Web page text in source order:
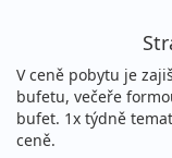
10.09. -
čtvrtek - čtvrtek
V ceně pobytu je
bufetu, večeře
bufet. 1x týdně
ceně.